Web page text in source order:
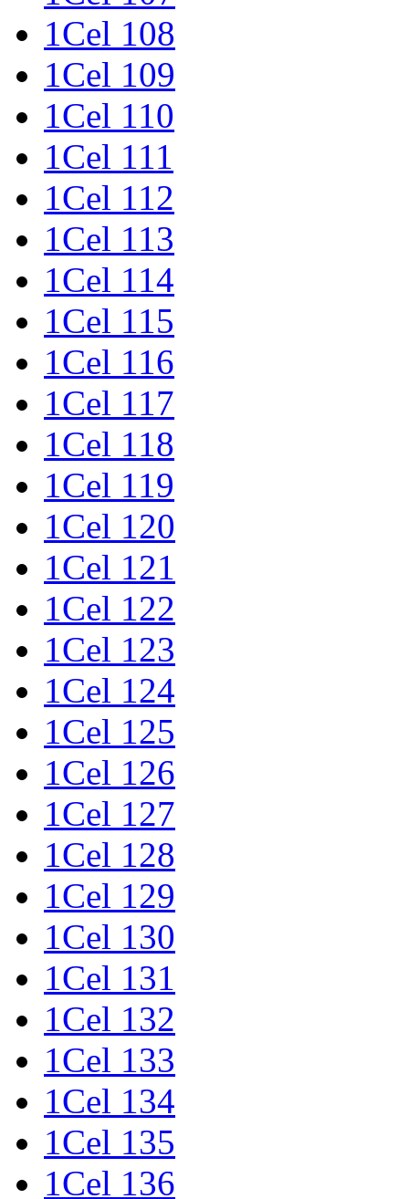
1Cel 108
1Cel 109
1Cel 110
1Cel 111
1Cel 112
1Cel 113
1Cel 114
1Cel 115
1Cel 116
1Cel 117
1Cel 118
1Cel 119
1Cel 120
1Cel 121
1Cel 122
1Cel 123
1Cel 124
1Cel 125
1Cel 126
1Cel 127
1Cel 128
1Cel 129
1Cel 130
1Cel 131
1Cel 132
1Cel 133
1Cel 134
1Cel 135
1Cel 136